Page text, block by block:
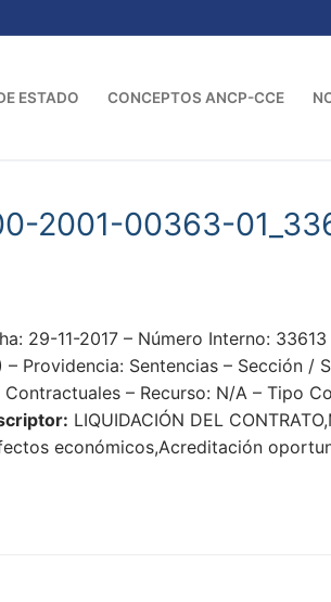
ESTADO CONCEPTOS ANCP-CCE
2001-00363-
29-11-2017 – Número Interno:
– Providencia: Sentencias – Sección
– Recurso: N/A – Tipo
LIQUIDACIÓN DEL
económicos,Acreditación